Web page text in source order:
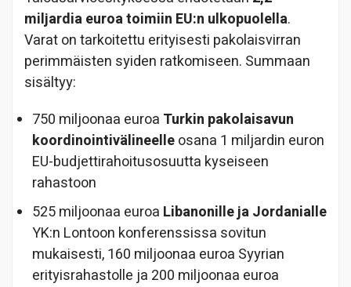
miljardia euroa toimiin EU:n ulkopuolella.
Varat on tarkoitettu erityisesti pakolaisvirran
perimmäisten syiden ratkomiseen. Summaan
sisältyy:
750 miljoonaa euroa Turkin pakolaisavun
koordinointivälineelleosana 1 miljardin euron
EU-budjettirahoitusosuutta kyseiseen
rahastoon
525 miljoonaa euroa Libanonille ja Jordanialle
YK:n Lontoon konferenssissa sovitun
mukaisesti, 160 miljoonaa euroa Syyrian
erityisrahastolle ja 200 miljoonaa euroa